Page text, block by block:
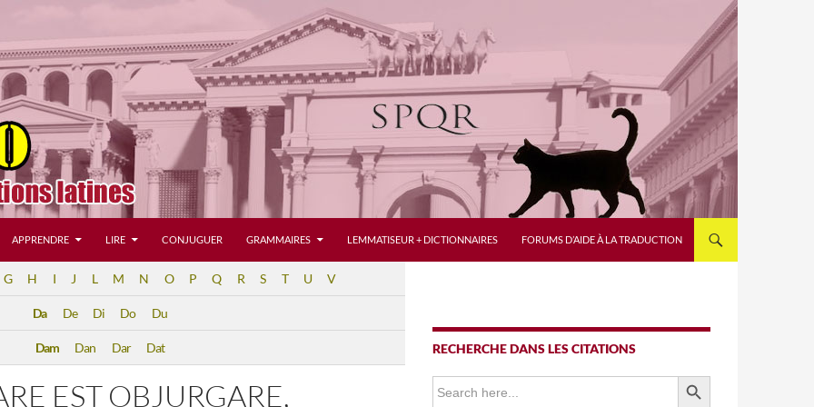
APPRENDRE LIRE CONJUGUER GRAMMAIRES LEMMATISEUR + DICTIONNAIRES FORUMS D’AIDE À LA TRADUCTION
G H I J L M N O P Q R S T U V
Da De Di Do Du
Dam Dan Dar Dat
EST OBJURGARE,
RECHERCHE DANS LES CITATIONS
Search
for:
SEARCH BUTTON